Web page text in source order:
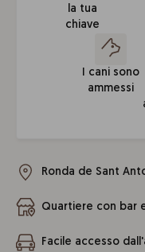
la tua
chiave
I cani sono
ammessi
Ronda de Sant
Quartiere con bar
Facile accesso